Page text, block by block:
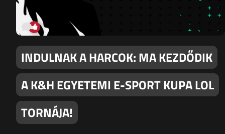
INDULNAK A HARCOK: MA KEZDŐDIK
A K&H EGYETEMI E-SPORT KUPA LOL
TORNÁJA!